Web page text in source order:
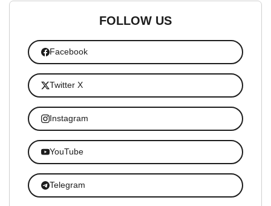
FOLLOW US
Facebook
Twitter X
Instagram
YouTube
Telegram